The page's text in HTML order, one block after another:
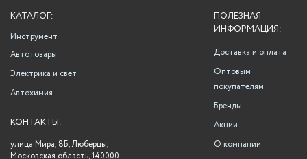
ПОЛЕЗНАЯ
ИНФОРМАЦИЯ:
Доставка и оплата
Оптовым
покупателям
Бренды
Акции
О компании
КАТАЛОГ:
Инструмент
Автотовары
Электрика и свет
Автохимия
КОНТАКТЫ:
улица Мира, 8Б, Люберцы,
Московская область, 140000